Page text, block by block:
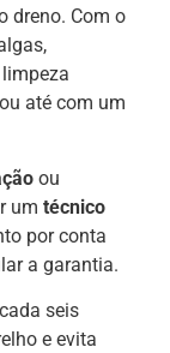
dreno. Com o
até com um
ou
um técnico
por conta
a garantia.
seis
e evita